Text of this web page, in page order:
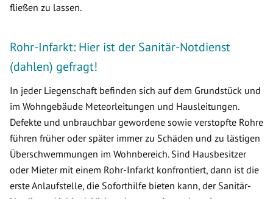
fließen zu lassen.
Rohr-Infarkt: Hier ist der Sanitär-Notdienst
(dahlen) gefragt!
In jeder Liegenschaft befinden sich auf dem Grundstück und
im Wohngebäude Meteorleitungen und Hausleitungen.
Defekte und unbrauchbar gewordene sowie verstopfte Rohre
führen früher oder später immer zu Schäden und zu lästigen
Überschwemmungen im Wohnbereich. Sind Hausbesitzer
oder Mieter mit einem Rohr-Infarkt konfrontiert, dann ist die
erste Anlaufstelle, die Soforthilfe bieten kann, der Sanitär-